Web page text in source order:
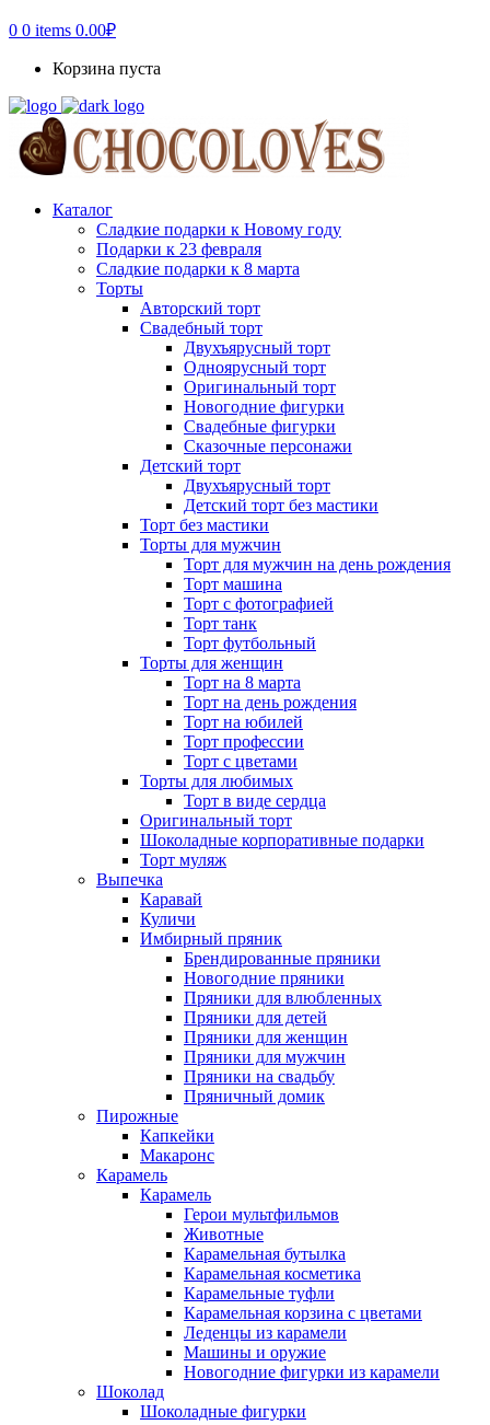
0 0 items 0.00₽
Корзина пуста
Каталог
Сладкие подарки к Новому году
Подарки к 23 февраля
Сладкие подарки к 8 марта
Торты
Авторский торт
Свадебный торт
Двухъярусный торт
Одноярусный торт
Оригинальный торт
Новогодние фигурки
Свадебные фигурки
Сказочные персонажи
Детский торт
Двухъярусный торт
Детский торт без мастики
Торт без мастики
Торты для мужчин
Торт для мужчин на день рождения
Торт машина
Торт с фотографией
Торт танк
Торт футбольный
Торты для женщин
Торт на 8 марта
Торт на день рождения
Торт на юбилей
Торт профессии
Торт с цветами
Торты для любимых
Торт в виде сердца
Оригинальный торт
Шоколадные корпоративные подарки
Торт муляж
Выпечка
Каравай
Куличи
Имбирный пряник
Брендированные пряники
Новогодние пряники
Пряники для влюбленных
Пряники для детей
Пряники для женщин
Пряники для мужчин
Пряники на свадьбу
Пряничный домик
Пирожные
Капкейки
Макаронс
Карамель
Карамель
Герои мультфильмов
Животные
Карамельная бутылка
Карамельная косметика
Карамельные туфли
Карамельная корзина с цветами
Леденцы из карамели
Машины и оружие
Новогодние фигурки из карамели
Шоколад
Шоколадные фигурки